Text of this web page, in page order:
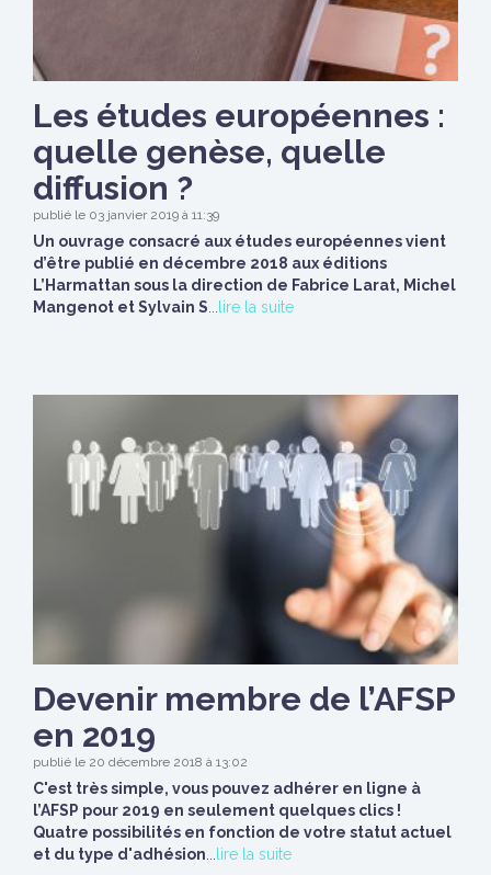
Les études européennes :
quelle genèse, quelle
diffusion ?
publié le 03 janvier 2019 à 11:39
Un ouvrage consacré aux études européennes vient
d’être publié en décembre 2018 aux éditions
L’Harmattan sous la direction de Fabrice Larat, Michel
Mangenot et Sylvain S
lire la suite
Devenir membre de l’AFSP
en 2019
publié le 20 décembre 2018 à 13:02
C'est très simple, vous pouvez adhérer en ligne à
l’AFSP pour 2019 en seulement quelques clics !
Quatre possibilités en fonction de votre statut actuel
et du type d'adhésion
lire la suite